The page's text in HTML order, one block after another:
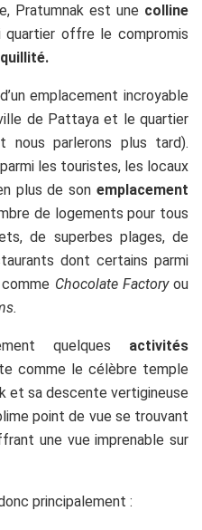
Pratumnak est une colline
quartier offre le compromis
emplacement incroyable
de Pattaya et le quartier
nous parlerons plus tard).
les touristes, les locaux
plus de son emplacement
de logements pour tous
de superbes plages, de
dont certains parmi
Chocolate Factoryou
quelques activités
comme le célèbre temple
et sa descente vertigineuse
point de vue se trouvant
une vue imprenable sur
principalement :